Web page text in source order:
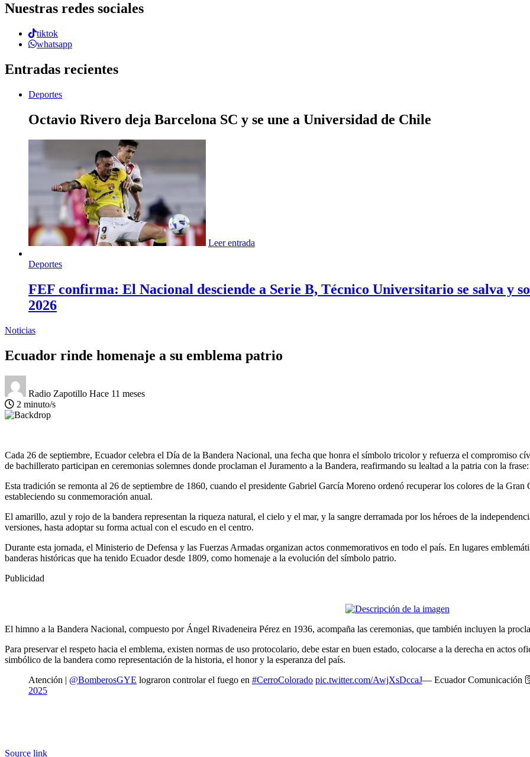
Nuestras redes sociales
tiktok
whatsapp
Entradas recientes
Deportes
Octavio Rivero deja Barcelona SC y se une a Universidad de Chile
Leer entrada
Deportes
FEF confirma: El Nacional desciende a Serie B, Técnico Universitario se salva y
2026
Noticias
Ecuador rinde homenaje a su emblema patrio
Radio Zapotillo Hace 11 meses
2 minuto/s
Cada 26 de septiembre, Ecuador celebra el Día de la Bandera Nacional, una fecha que honra el símbolo tricolor y refuerza el compromiso
de bachillerato participan en ceremonias solemnes donde proclaman el Juramento a la Bandera, reafirmando su lealtad a la patria con la
Esta tradición se remonta al 26 de septiembre de 1860, cuando el presidente Gabriel García Moreno ordenó recuperar los colores de la
estableciendo su conmemoración anual.
El amarillo, azul y rojo de la bandera representan la riqueza natural, el cielo y el mar, y la sangre derramada por los héroes de la
versiones, hasta adoptar su forma actual con el escudo en el centro.
Durante esta jornada, el Ministerio de Defensa y las Fuerzas Armadas organizan actos conmemorativos en todo el país. En lugares
banderas históricas que ha tenido Ecuador desde 1809, como homenaje a la evolución del símbolo patrio.
Publicidad
El himno a la Bandera Nacional, compuesto por Ángel Rivadeneira Pérez en 1936, acompaña las ceremonias, que también incluyen la
Para preservar el respeto hacia el emblema, existen normas de uso protocolario, debe estar en buen estado, colocarse a la derecha en actos
simbólico de la bandera como representación de la historia, el honor y la esperanza del país.
Atención | @BomberosGYE lograron controlar el fuego en #CerroColorado pic.twitter.com/AwjXsDccaJ— Ecuador Comunicación
2025
Source link